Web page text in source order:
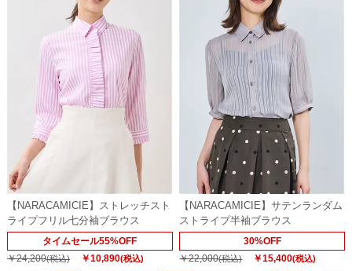
【NARACAMICIE】ストレッチスト
ライプフリル七分袖ブラウス
タイムセール55%OFF
￥24,200(税込) ￥10,890(税込)
【NARACAMICIE】サテンランダム
ストライプ半袖ブラウス
30%OFF
￥22,000(税込) ￥15,400(税込)